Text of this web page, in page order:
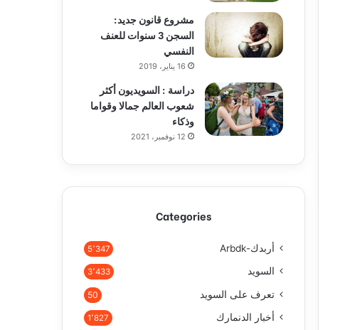
مشروع قانون جديد:
السجن 3 سنوات للعنف
النفسي
16 يناير، 2019
دراسة : السويديون أكثر
شعوب العالم جمالا وقواما
وذكاء
12 نوفمبر، 2021
Categories
أربدك-Arbdk 5٬347
السويد 3٬433
تعرف على السويد 50
أخبار الدنمارك 1٬827